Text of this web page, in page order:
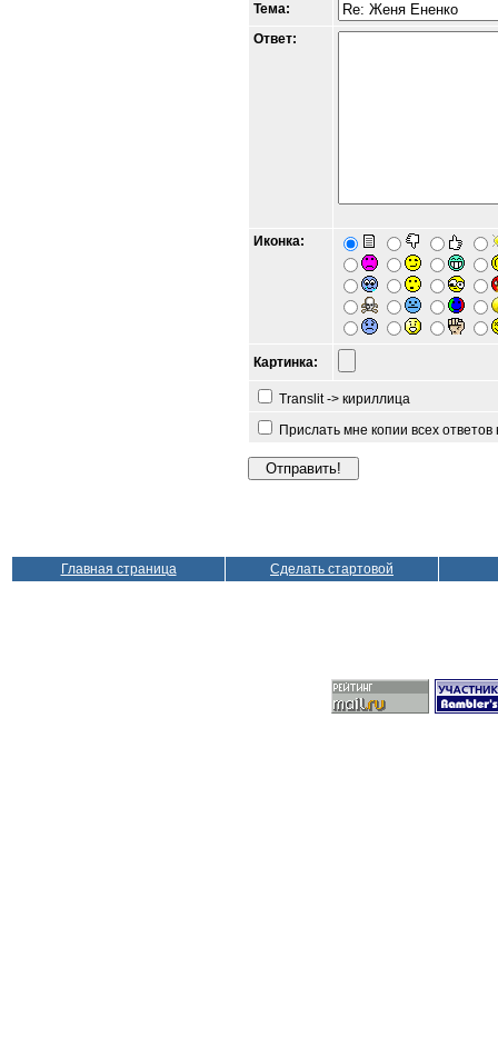
Тема:
Ответ:
Иконка:
Картинка:
Translit -> кириллица
Прислать мне копии всех
Главная страница Сделать стартовой